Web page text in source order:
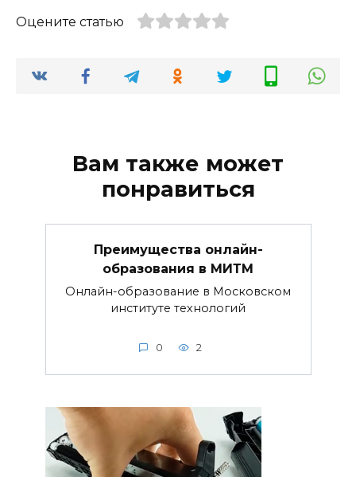
Оцените статью
Вам также может
понравиться
Преимущества онлайн-
образования в МИТМ
Онлайн-образование в Московском
институте технологий
0 2